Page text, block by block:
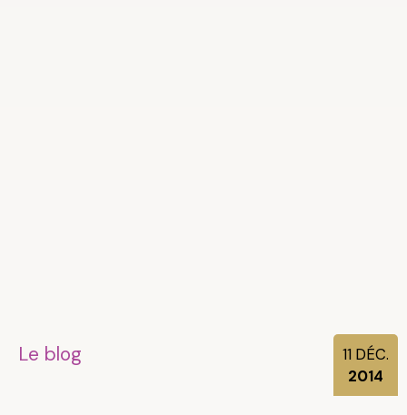
Le blog 11 DÉC.
2014